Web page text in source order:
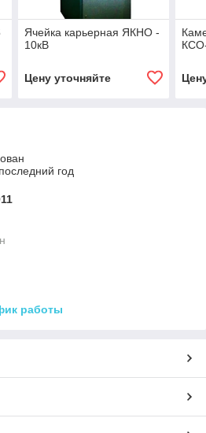
Ячейка карьерная ЯКНО -
10кВ
Цену уточняйте
год
работы